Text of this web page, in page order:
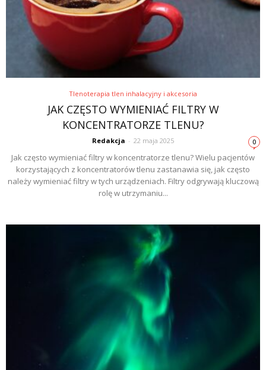
Tlenoterapia tlen inhalacyjny i akcesoria
JAK CZĘSTO WYMIENIAĆ FILTRY W
KONCENTRATORZE TLENU?
Redakcja - 22 maja 2025 0
Jak często wymieniać filtry w koncentratorze tlenu? Wielu pacjentów
korzystających z koncentratorów tlenu zastanawia się, jak często
należy wymieniać filtry w tych urządzeniach. Filtry odgrywają kluczową
rolę w utrzymaniu...